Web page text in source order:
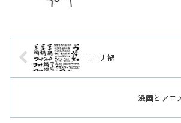
コロナ禍
漫画とアニ